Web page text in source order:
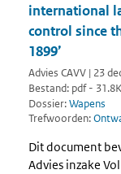
international
control since
1899’
Advies CAVV | 23
Bestand: pdf -
Dossier:Wapens
Trefwoorden:
Dit document
Advies inzake